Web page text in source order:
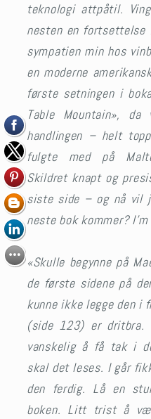
teknologi attpåtil.
nesten en fortsettelse
sympatien min hos
en moderne
første setningen i
Table Mountain»,
handlingen – helt
fulgte med på
Skildret knapt og
siste side – og nå vil
neste bok kommer?
«Skulle begynne på
de første sidene på
kunne ikke legge den i
(side 123) er
vanskelig å få tak i
skal det leses. I går
den ferdig. Lå en
boken. Litt trist å